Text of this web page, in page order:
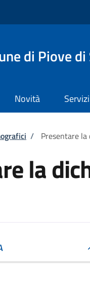
di Piove di
Novità Servizi
pane
/ Presentare
la